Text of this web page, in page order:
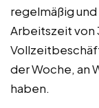
regelmäßig
Arbeitszeit von
der Woche, an
haben.